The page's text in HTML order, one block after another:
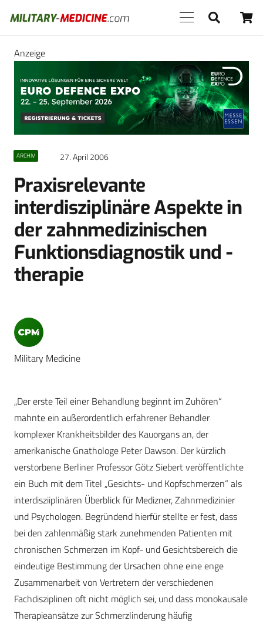
Anzeige
ARCHIV 27. April 2006
Praxisrelevante
interdisziplinäre Aspekte in
der zahnmedizinischen
Funktionsdiagnostik und -
therapie
Military Medicine
„Der erste Teil einer Behandlung beginnt im Zuhören“
mahnte ein außerordentlich erfahrener Behandler
komplexer Krankheitsbilder des Kauorgans an, der
amerikanische Gnathologe Peter Dawson. Der kürzlich
verstorbene Berliner Professor Götz Siebert veröffentlichte
ein Buch mit dem Titel „Gesichts- und Kopfschmerzen“ als
interdisziiplinären Überblick für Medizner, Zahnmedizinier
und Psychologen. Begründend hierfür stellte er fest, dass
bei den zahlenmäßig stark zunehmenden Patienten mit
chronischen Schmerzen im Kopf- und Gesichtsbereich die
eindeutige Bestimmung der Ursachen ohne eine enge
Zusammenarbeit von Vertretern der verschiedenen
Fachdisziplinen oft nicht möglich sei, und dass monokausale
Therapieansätze zur Schmerzlinderung häufig